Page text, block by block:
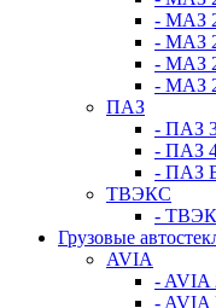
- МАЗ
- МАЗ
- МАЗ
- МАЗ
ПАЗ
- ПАЗ
- ПАЗ
- ПАЗ
ТВЭКС
-
Грузовые
AVIA
- AVIA
- AVIA